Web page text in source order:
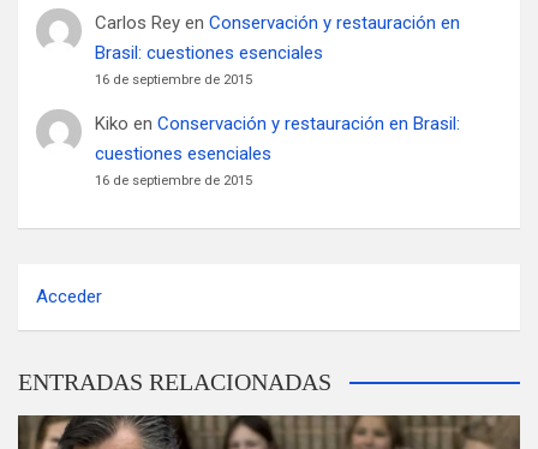
Carlos Reyen Conservación y restauración en
Brasil: cuestiones esenciales
16 de septiembre de 2015
Kiko en Conservación y restauración en Brasil:
cuestiones esenciales
16 de septiembre de 2015
Acceder
ENTRADAS RELACIONADAS